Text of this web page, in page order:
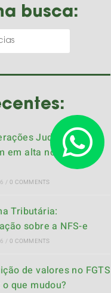
busca:
Judiciais
em alta no Brasil em
/ 0 COMMENTS
Tributária:
sobre a NFS-e
/ 0 COMMENTS
de valores no FGTS
que mudou?